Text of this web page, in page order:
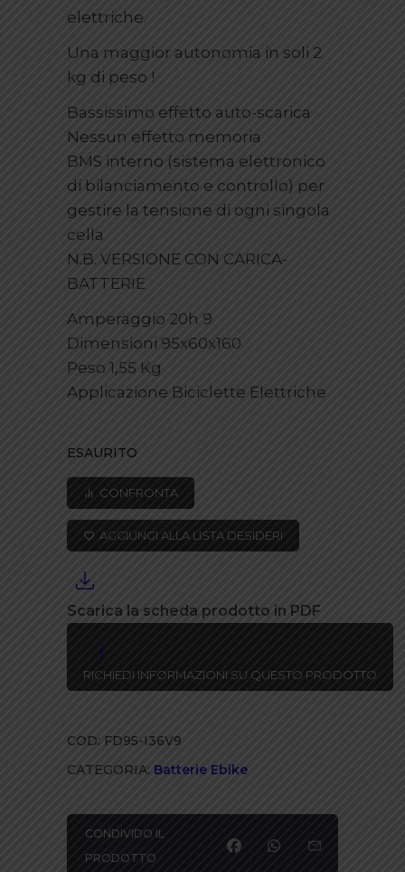
elettriche.
Una maggior autonomia in soli 2
kg di peso !
Bassissimo effetto auto-scarica
Nessun effetto memoria
BMS interno (sistema elettronico
di bilanciamento e controllo) per
gestire la tensione di ogni singola
cella
N.B. VERSIONE CON CARICA-
BATTERIE
Amperaggio 20h 9
Dimensioni 95x60x160
Peso 1,55 Kg
Applicazione Biciclette Elettriche
ESAURITO
CONFRONTA
AGGIUNGI ALLA LISTA DESIDERI
Scarica la scheda prodotto in PDF
RICHIEDI INFORMAZIONI SU QUESTO PRODOTTO
COD: FD95-I36V9
CATEGORIA: Batterie Ebike
CONDIVIDO IL
PRODOTTO